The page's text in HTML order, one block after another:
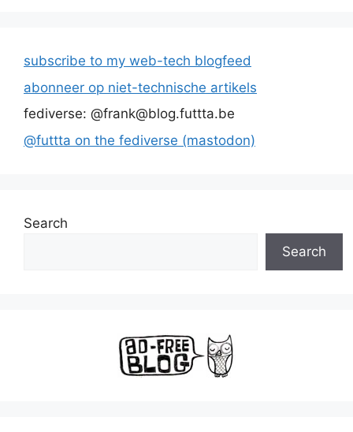
subscribe to my web-tech blogfeed
abonneer op niet-technische artikels
fediverse: @frank@blog.futtta.be
@futtta on the fediverse (mastodon)
Search
Search